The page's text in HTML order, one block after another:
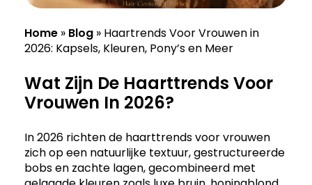
Home » Blog » Haartrends Voor Vrouwen in
2026: Kapsels, Kleuren, Pony’s en Meer
Wat Zijn De Haarttrends Voor
Vrouwen In 2026?
In 2026 richten de haarttrends voor vrouwen
zich op een natuurlijke textuur, gestructureerde
bobs en zachte lagen, gecombineerd met